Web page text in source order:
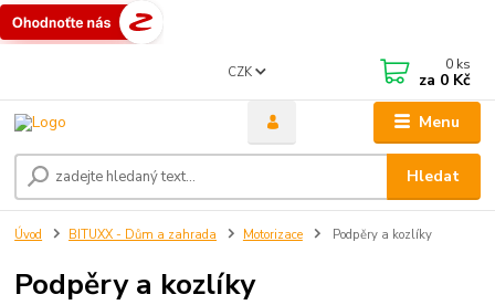
Menu
CZK
Hledat
0 ks
za 0 Kč
Úvod BITUXX - Dům a zahrada Motorizace Podpěry a kozlíky
Podpěry a kozlíky